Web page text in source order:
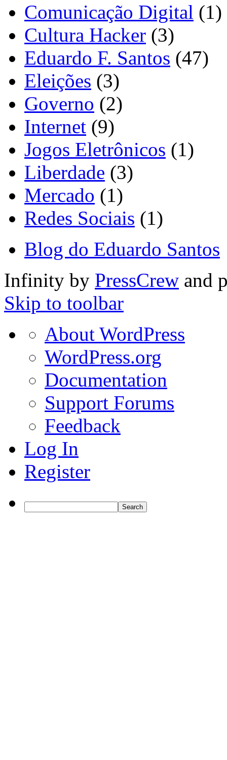
Comunicação Digital (1)
Cultura Hacker (3)
Eduardo F. Santos (47)
Eleições (3)
Governo (2)
Internet (9)
Jogos Eletrônicos (1)
Liberdade (3)
Mercado (1)
Redes Sociais (1)
Blog do Eduardo Santos
Infinity by PressCrew and
Skip to toolbar
WordPressAbout WordPress
WordPress.org
Documentation
Support Forums
Feedback
Log In
Register
Search